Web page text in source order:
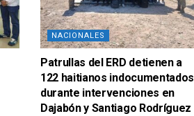
NACIONALES
Patrullas del ERD detienen a
122 haitianos indocumentados
durante intervenciones en
Dajabón y Santiago Rodríguez